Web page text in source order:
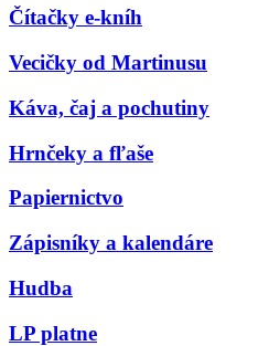
Čítačky e-kníh
Vecičky od Martinusu
Káva, čaj a pochutiny
Hrnčeky a fľaše
Papiernictvo
Zápisníky a kalendáre
Hudba
LP platne